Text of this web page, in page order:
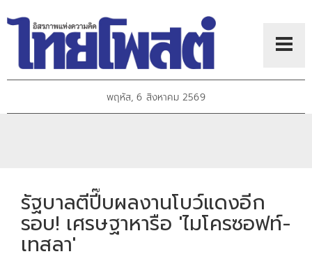
พฤหัส, 6 สิงหาคม 2569
รัฐบาลตีปี๊บผลงานโบว์แดงอีก
รอบ! เศรษฐาหารือ 'ไมโครซอฟท์-
เทสลา'